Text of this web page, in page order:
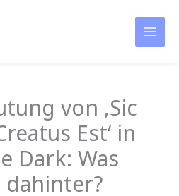
von ‚Sic
Est‘ in
Dark: Was